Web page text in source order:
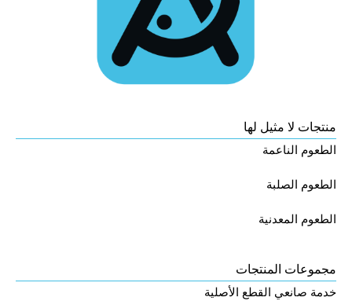
منتجات لا مثيل لها
الطعوم الناعمة
الطعوم الصلبة
الطعوم المعدنية
مجموعات المنتجات
خدمة صانعي القطع الأصلية